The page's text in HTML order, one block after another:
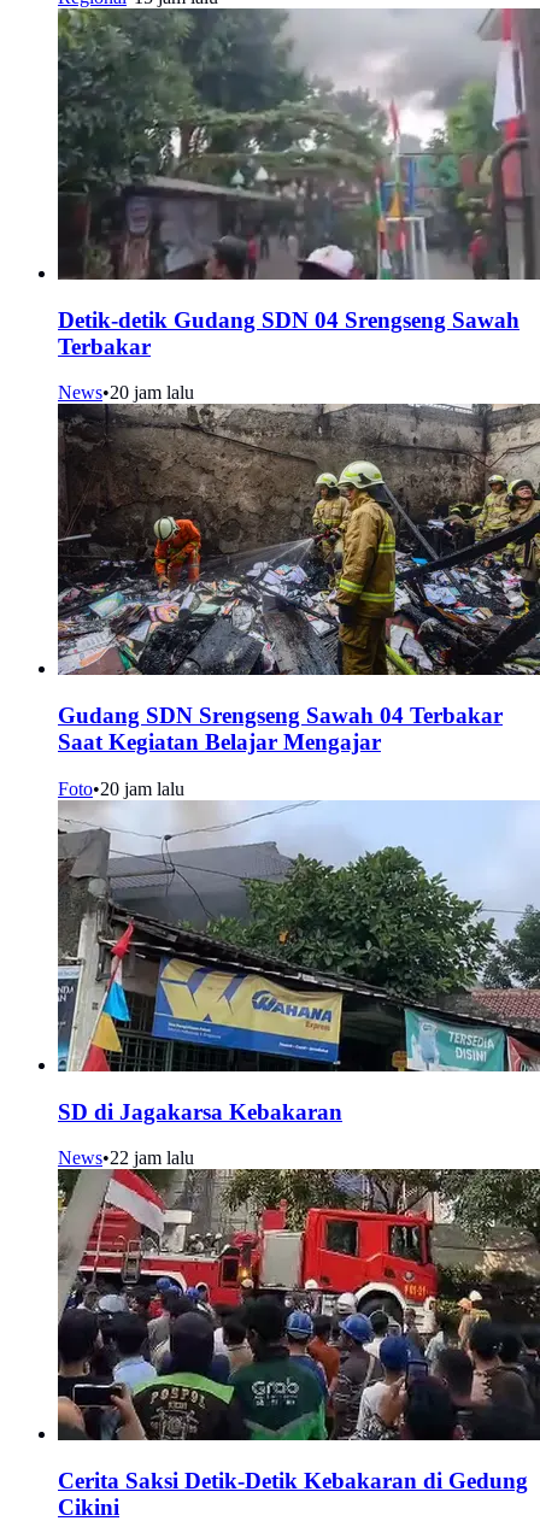
Detik-detik Gudang SDN 04 Srengseng Sawah
Terbakar
News•20 jam lalu
Gudang SDN Srengseng Sawah 04 Terbakar
Saat Kegiatan Belajar Mengajar
Foto•20 jam lalu
SD di Jagakarsa Kebakaran
News•22 jam lalu
Cerita Saksi Detik-Detik Kebakaran di Gedung
Cikini